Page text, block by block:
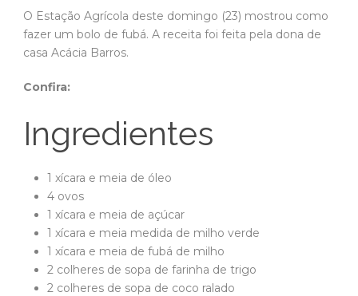
O Estação Agrícola deste domingo (23) mostrou como
fazer um bolo de fubá. A receita foi feita pela dona de
casa Acácia Barros.
Confira:
Ingredientes
1 xícara e meia de óleo
4 ovos
1 xícara e meia de açúcar
1 xícara e meia medida de milho verde
1 xícara e meia de fubá de milho
2 colheres de sopa de farinha de trigo
2 colheres de sopa de coco ralado